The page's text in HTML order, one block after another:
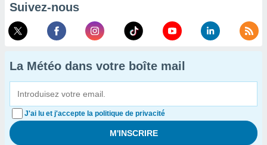
Suivez-nous
La Météo dans votre boîte mail
J'ai lu et j'accepte la politique de privacité